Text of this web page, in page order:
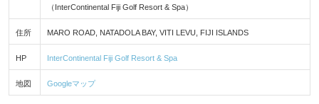
（InterContinental Fiji Golf Resort & Spa）
住所 MARO ROAD, NATADOLA BAY, VITI LEVU, FIJI ISLANDS
HP InterContinental Fiji Golf Resort & Spa
地図 Googleマップ